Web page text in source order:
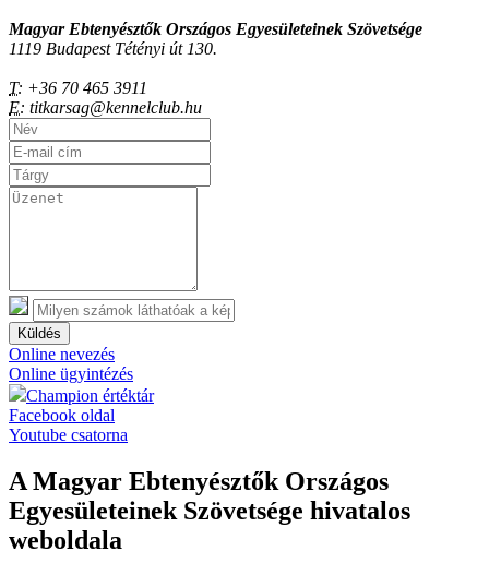
Magyar Ebtenyésztők Országos Egyesületeinek Szövetsége
1119 Budapest Tétényi út 130.
T: +36 70 465 3911
E: titkarsag@kennelclub.hu
Küldés
Online nevezés
Online ügyintézés
Champion értéktár
Facebook oldal
Youtube csatorna
A Magyar Ebtenyésztők Országos
Egyesületeinek Szövetsége hivatalos
weboldala